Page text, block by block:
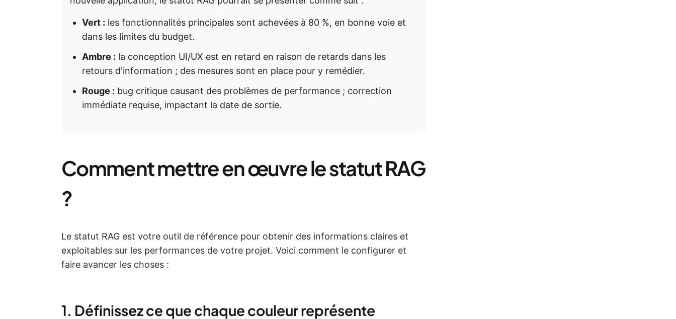
Vert : les fonctionnalités principales sont achevées à 80 %, en bonne voie et
dans les limites du budget.
Ambre : la conception UI/UX est en retard en raison de retards dans les
retours d'information ; des mesures sont en place pour y remédier.
Rouge : bug critique causant des problèmes de performance ; correction
immédiate requise, impactant la date de sortie.
Comment mettre en œuvre le statut RAG
?
Le statut RAG est votre outil de référence pour obtenir des informations claires et
exploitables sur les performances de votre projet. Voici comment le configurer et
faire avancer les choses :
1. Définissez ce que chaque couleur représente